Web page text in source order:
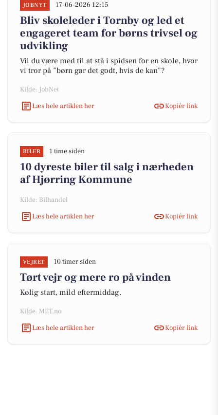
JOBNYT 17-06-2026 12:15
Bliv skoleleder i Tornby og led et
engageret team for børns trivsel og
udvikling
Vil du være med til at stå i spidsen for en skole, hvor
vi tror på ”børn gør det godt, hvis de kan”?
Kilde: JobNet
Læs hele artiklen her
Kopiér link
BILER 1 time siden
10 dyreste biler til salg i nærheden
af Hjørring Kommune
Kilde: Bilhandel
Læs hele artiklen her
Kopiér link
VEJRET 10 timer siden
Tørt vejr og mere ro på vinden
Kølig start, mild eftermiddag.
Kilde: MET.no
Læs hele artiklen her
Kopiér link